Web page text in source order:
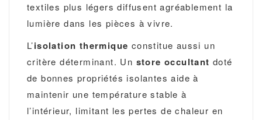
textiles plus légers diffusent agréablement la
lumière dans les pièces à vivre.
L’isolation thermique constitue aussi un
critère déterminant. Un store occultant doté
de bonnes propriétés isolantes aide à
maintenir une température stable à
l’intérieur, limitant les pertes de chaleur en